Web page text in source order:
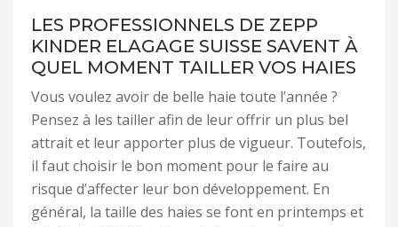
LES PROFESSIONNELS DE ZEPP
KINDER ELAGAGE SUISSE SAVENT À
QUEL MOMENT TAILLER VOS HAIES
Vous voulez avoir de belle haie toute l’année ?
Pensez à les tailler afin de leur offrir un plus bel
attrait et leur apporter plus de vigueur. Toutefois,
il faut choisir le bon moment pour le faire au
risque d’affecter leur bon développement. En
général, la taille des haies se font en printemps et